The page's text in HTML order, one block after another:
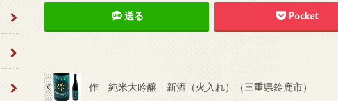
送る Pocket
作 純米大吟醸 新酒（火入れ）（三重県鈴鹿市）